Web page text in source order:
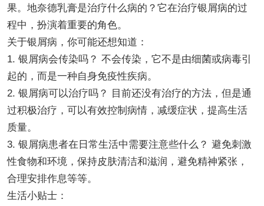
果。地奈德乳膏是治疗什么病的？它在治疗银屑病的过
程中，扮演着重要的角色。
关于银屑病，你可能还想知道：
1. 银屑病会传染吗？ 不会传染，它不是由细菌或病毒引
起的，而是一种自身免疫性疾病。
2. 银屑病可以治疗吗？ 目前还没有治疗的方法，但是通
过积极治疗，可以有效控制病情，减缓症状，提高生活
质量。
3. 银屑病患者在日常生活中需要注意些什么？ 避免刺激
性食物和环境，保持皮肤清洁和滋润，避免精神紧张，
合理安排作息等等。
生活小贴士：